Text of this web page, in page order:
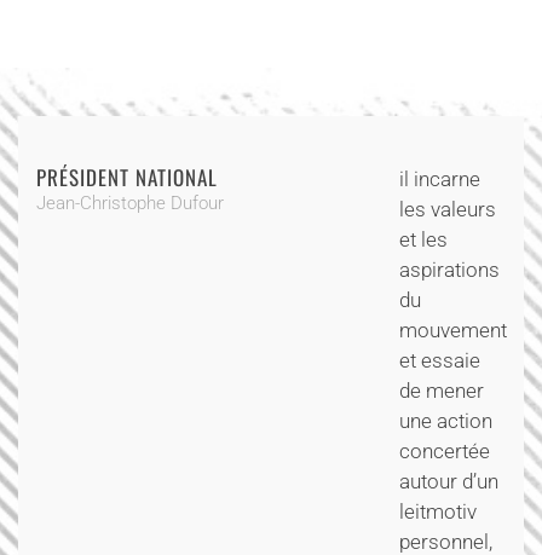
PRÉSIDENT NATIONAL
Jean-Christophe Dufour
il incarne
les valeurs
et les
aspirations
du
mouvement
et essaie
de mener
une action
concertée
autour d’un
leitmotiv
personnel,